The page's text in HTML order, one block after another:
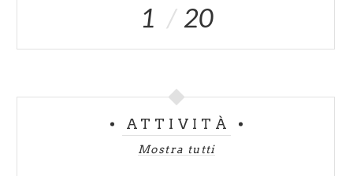
1 20
ATTIVITÀ
Mostra tutti